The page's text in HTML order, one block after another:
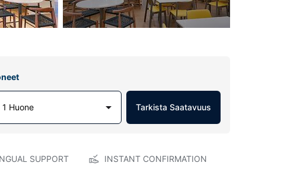
1 Huone Tarkista Saatavuus
SUPPORT INSTANT CONFIRMATION